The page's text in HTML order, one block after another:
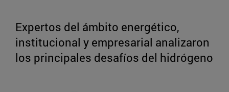
Expertos del ámbito energético,
institucional y empresarial analizaron
los principales desafíos del hidrógeno